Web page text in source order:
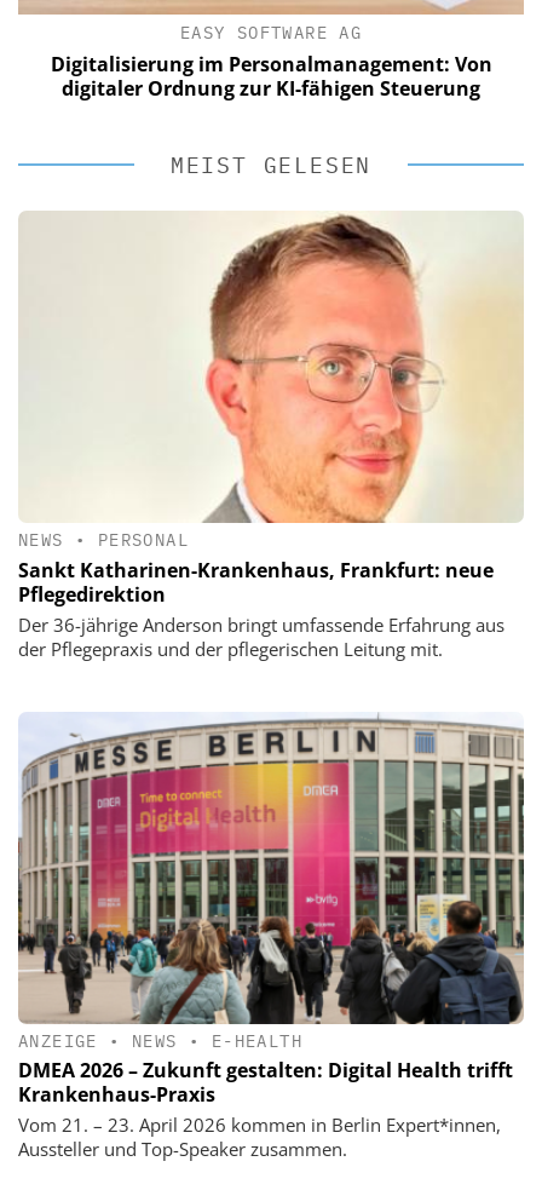
EASY SOFTWARE AG
Digitalisierung im Personalmanagement: Von
digitaler Ordnung zur KI-fähigen Steuerung
MEIST GELESEN
NEWS • PERSONAL
Sankt Katharinen-Krankenhaus, Frankfurt: neue
Pflegedirektion
Der 36-jährige Anderson bringt umfassende Erfahrung aus
der Pflegepraxis und der pflegerischen Leitung mit.
ANZEIGE • NEWS • E-HEALTH
DMEA 2026 – Zukunft gestalten: Digital Health trifft
Krankenhaus-Praxis
Vom 21. – 23. April 2026 kommen in Berlin Expert*innen,
Aussteller und Top-Speaker zusammen.